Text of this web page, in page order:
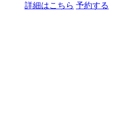
詳細はこちら 予約する